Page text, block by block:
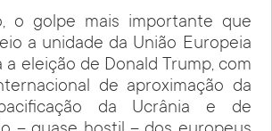
o golpe mais importante que
a unidade da União Europeia
a eleição de Donald Trump, com
de aproximação da
da Ucrânia e de